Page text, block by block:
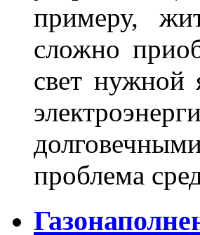
примеру,
сложно
свет нужной
проблема